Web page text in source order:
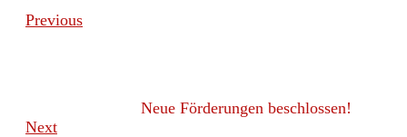
Previous
Neue Förderungen beschlossen!
Next